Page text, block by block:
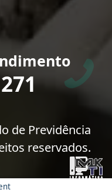
de Previdência
reservados.